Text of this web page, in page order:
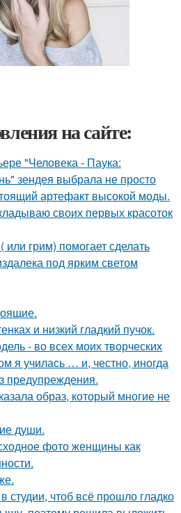
на сайте:
"Человека - Паука:
зендея выбрала не просто
артефакт высокой моды.
своих первых красоток
грим) помогает сделать
под ярким светом
и низкий гладкий пучок.
- во всех моих творческих
я училась … и, честно, иногда
предупреждения.
образ, который многие не
души.
фото женщины как
студии, чтоб всё прошло гладко